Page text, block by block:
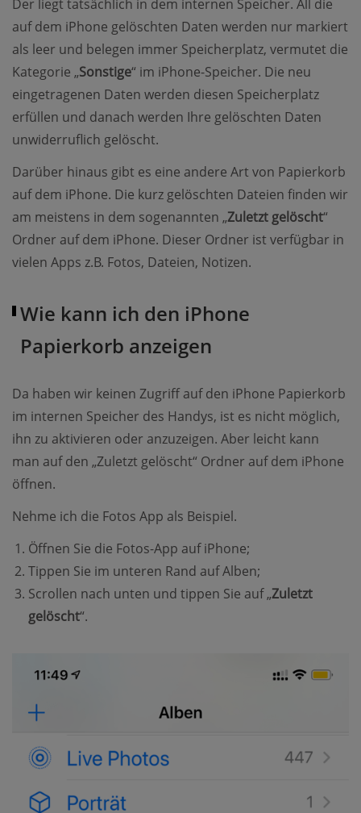
Der liegt tatsächlich in dem internen Speicher. All die
auf dem iPhone gelöschten Daten werden nur markiert
als leer und belegen immer Speicherplatz, vermutet die
Kategorie „Sonstige“ im iPhone-Speicher. Die neu
eingetragenen Daten werden diesen Speicherplatz
erfüllen und danach werden Ihre gelöschten Daten
unwiderruflich gelöscht.
Darüber hinaus gibt es eine andere Art von Papierkorb
auf dem iPhone. Die kurz gelöschten Dateien finden wir
am meistens in dem sogenannten „Zuletzt gelöscht“
Ordner auf dem iPhone. Dieser Ordner ist verfügbar in
vielen Apps z.B. Fotos, Dateien, Notizen.
Wie kann ich den iPhone
Papierkorb anzeigen
Da haben wir keinen Zugriff auf den iPhone Papierkorb
im internen Speicher des Handys, ist es nicht möglich,
ihn zu aktivieren oder anzuzeigen. Aber leicht kann
man auf den „Zuletzt gelöscht“ Ordner auf dem iPhone
öffnen.
Nehme ich die Fotos App als Beispiel.
Öffnen Sie die Fotos-App auf iPhone;
Tippen Sie im unteren Rand auf Alben;
Scrollen nach unten und tippen Sie auf „Zuletzt
gelöscht“.